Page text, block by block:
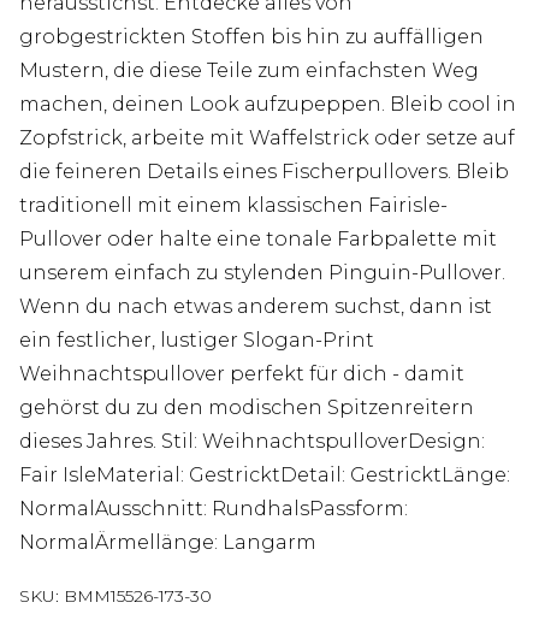
grobgestrickten Stoffen bis hin zu auffälligen
Mustern, die diese Teile zum einfachsten Weg
machen, deinen Look aufzupeppen. Bleib cool in
Zopfstrick, arbeite mit Waffelstrick oder setze auf
die feineren Details eines Fischerpullovers. Bleib
traditionell mit einem klassischen Fairisle-
Pullover oder halte eine tonale Farbpalette mit
unserem einfach zu stylenden Pinguin-Pullover.
Wenn du nach etwas anderem suchst, dann ist
ein festlicher, lustiger Slogan-Print
Weihnachtspullover perfekt für dich - damit
gehörst du zu den modischen Spitzenreitern
dieses Jahres. Stil: WeihnachtspulloverDesign:
Fair IsleMaterial: GestricktDetail: GestricktLänge:
NormalAusschnitt: RundhalsPassform:
NormalÄrmellänge: Langarm
SKU: BMM15526-173-30